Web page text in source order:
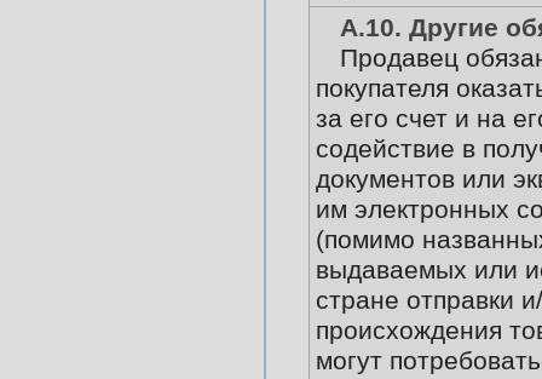
А.10. Другие
Продавец
покупателя
за его счет и на
содействие в
документов или
им электронных
(помимо
выдаваемых или
стране отправки
происхождения
могут